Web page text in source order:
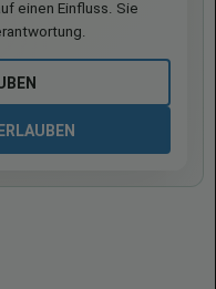
einen Einfluss. Sie